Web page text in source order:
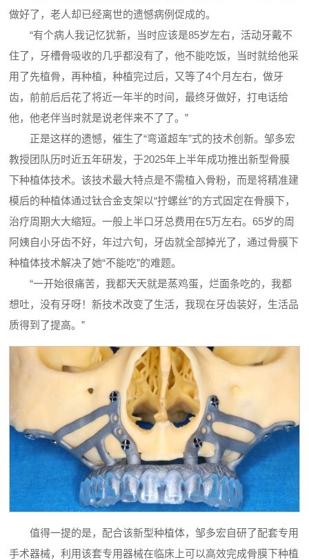
做好了，老人却已经离世的遗憾病例促成的。
“有个病人我记忆犹新，当时应该是85岁左右，活动牙戴不
住了，牙槽骨吸收的几乎都没有了，他不能吃饭，当时就给他采
用了先植骨，再种植，种植完过后，又等了4个月左右，做牙
齿，前前后后花了将近一年半的时间，最终牙做好，打电话给
他，他老伴当时就是说老伴来不了了。”
正是这样的遗憾，催生了“弯道超车”式的技术创新。邹多宏
教授团队历时近五年研发，于2025年上半年成功推出新型骨膜
下种植体技术。该技术最大特点是不需植入骨粉，而是将精准建
模后的种植体通过钛合金支架以“拧螺丝”的方式固定在骨膜下，
治疗周期大大缩短。一般上半口牙总费用在5万左右。65岁的周
阿姨自小牙齿不好，年过六旬，牙齿就全部掉光了，通过骨膜下
种植体技术解决了她“不能吃”的难题。
“一开始很痛苦，我都天天就是蒸鸡蛋，烂面条吃的，我都
想吐，没有牙呀！新技术改变了生活，我现在牙齿装好，生活品
质得到了提高。”
值得一提的是，配合该新型种植体，邹多宏自研了配套专用
手术器械，利用该套专用器械在临床上可以高效完成骨膜下种植